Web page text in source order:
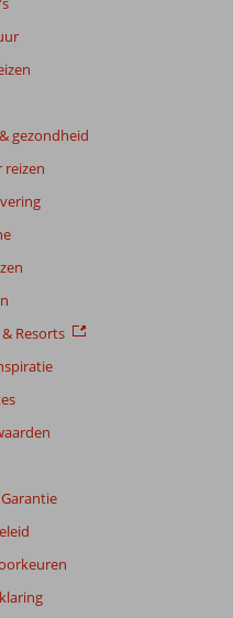
gezondheid
reizen
Resorts